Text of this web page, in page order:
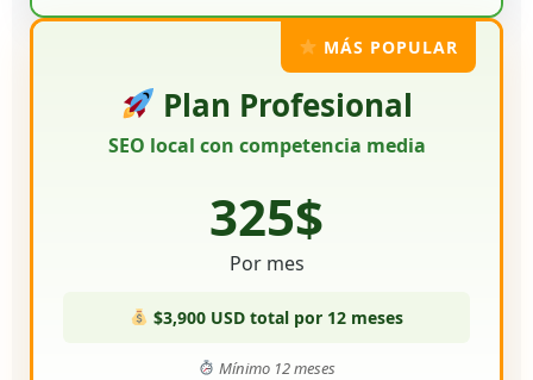
MÁS POPULAR
Plan Profesional
SEO local con competencia media
325$
Por mes
$3,900 USD total por 12 meses
Mínimo 12 meses